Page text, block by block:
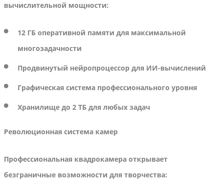
вычислительной мощности:
12 ГБ оперативной памяти для максимальной
многозадачности
Продвинутый нейропроцессор для ИИ-вычислений
Графическая система профессионального уровня
Хранилище до 2 ТБ для любых задач
Революционная система камер
Профессиональная квадрокамера открывает
безграничные возможности для творчества: